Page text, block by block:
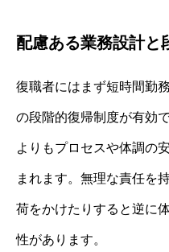
配慮ある業務設計と
復職者にはまず短時間勤
の段階的復帰制度が有効
よりもプロセスや体調の
まれます。無理な責任を
荷をかけたりすると逆に
性があります。